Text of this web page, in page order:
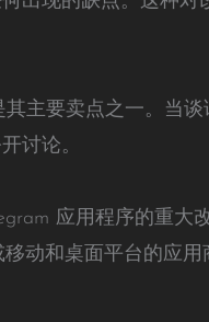
其主要卖点之一。当
讨论。
应用程序的重
移动和桌面平台的应